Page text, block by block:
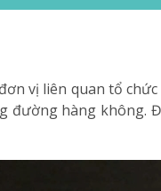
vị liên quan tổ
đường hàng